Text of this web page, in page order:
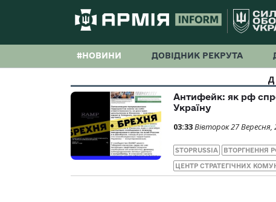
#НОВИНИ ДОВІДНИК РЕКРУТА
Антифейк: як рф
Україну
03:33Вівторок 27 Вересня,
STOPRUSSIA ВТОРГНЕННЯ
ЦЕНТР СТРАТЕГІЧНИХ